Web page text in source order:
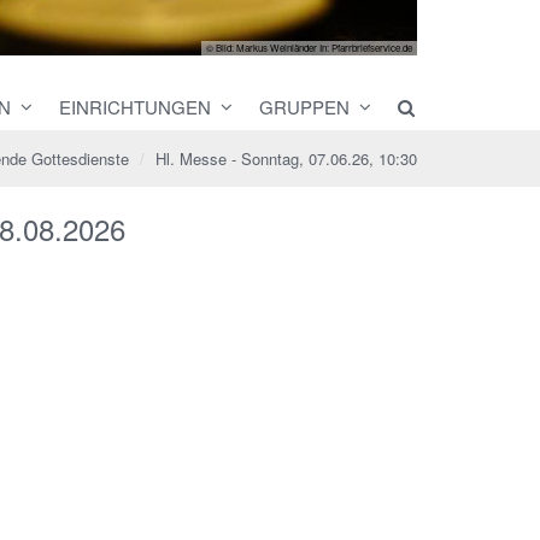
© Bild: Markus Weinländer In: Pfarrbriefservice.de
EINRICHTUNGEN GRUPPEN
Gottesdienste Hl. Messe - Sonntag, 07.06.26, 10:30